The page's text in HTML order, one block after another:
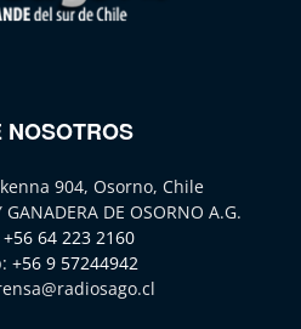
NOSOTROS
904, Osorno, Chile
GANADERA DE OSORNO A.G.
+56 64 223 2160
+56 9 57244942